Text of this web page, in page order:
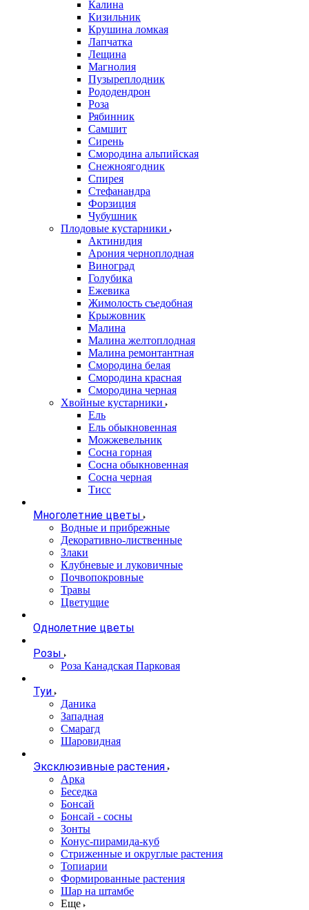
Калина
Кизильник
Крушина ломкая
Лапчатка
Лещина
Магнолия
Пузыреплодник
Рододендрон
Роза
Рябинник
Самшит
Сирень
Смородина альпийская
Снежноягодник
Спирея
Стефанандра
Форзиция
Чубушник
Плодовые кустарники
Актинидия
Арония черноплодная
Виноград
Голубика
Ежевика
Жимолость съедобная
Крыжовник
Малина
Малина желтоплодная
Малина ремонтантная
Смородина белая
Смородина красная
Смородина черная
Хвойные кустарники
Ель
Ель обыкновенная
Можжевельник
Сосна горная
Сосна обыкновенная
Сосна черная
Тисс
Многолетние цветы
Водные и прибрежные
Декоративно-лиственные
Злаки
Клубневые и луковичные
Почвопокровные
Травы
Цветущие
Однолетние цветы
Розы
Роза Канадская Парковая
Туи
Даника
Западная
Смарагд
Шаровидная
Эксклюзивные растения
Арка
Беседка
Бонсай
Бонсай - сосны
Зонты
Конус-пирамида-куб
Стриженные и округлые растения
Топиарии
Формированные растения
Шар на штамбе
Еще